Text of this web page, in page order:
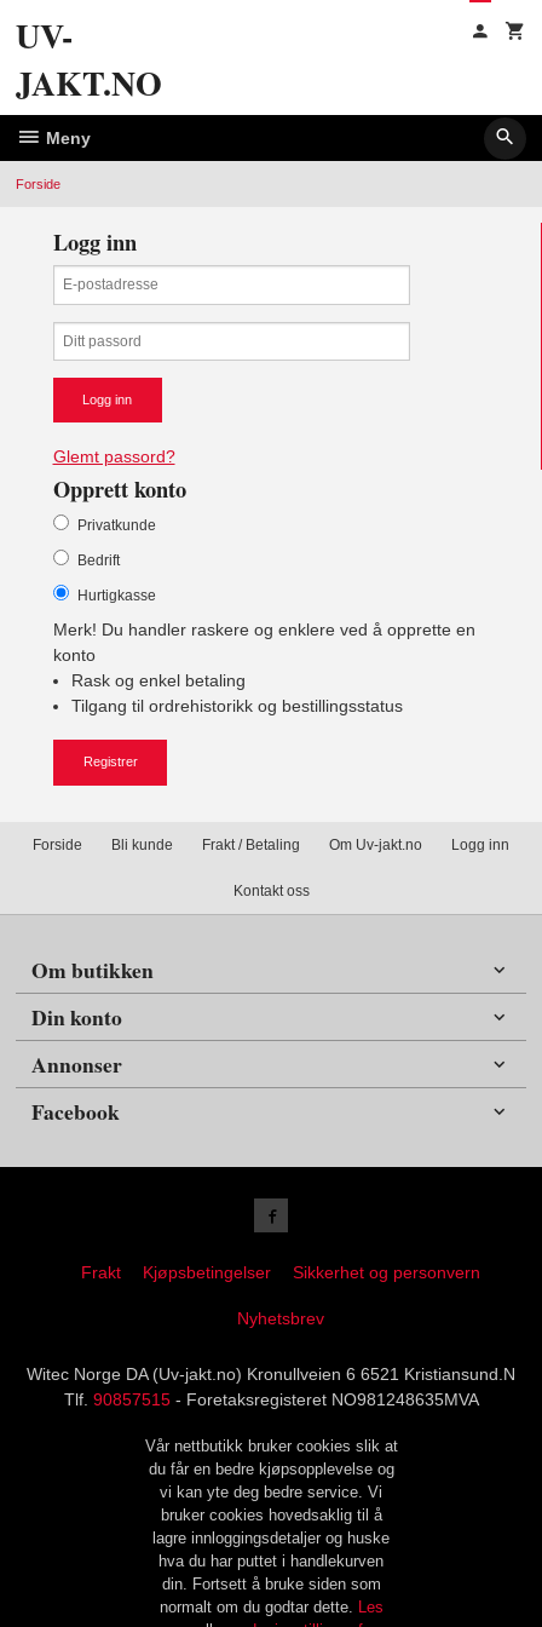
UV-
JAKT.NO
Meny
Forside
Logg inn
Glemt passord?
Opprett konto
Privatkunde
Bedrift
Hurtigkasse
Merk! Du handler raskere og enklere ved å opprette en
konto
Rask og enkel betaling
Tilgang til ordrehistorikk og bestillingsstatus
Forside Bli kunde Frakt / Betaling Om Uv-jakt.no Logg inn
Kontakt oss
Om butikken
Din konto
Annonser
Facebook
Frakt Kjøpsbetingelser Sikkerhet og personvern
Nyhetsbrev
Witec Norge DA (Uv-jakt.no) Kronullveien 6 6521 Kristiansund.N
Tlf. 90857515- Foretaksregisteret NO981248635MVA
Vår nettbutikk bruker cookies slik at
du får en bedre kjøpsopplevelse og
vi kan yte deg bedre service. Vi
bruker cookies hovedsaklig til å
lagre innloggingsdetaljer og huske
hva du har puttet i handlekurven
din. Fortsett å bruke siden som
normalt om du godtar dette.
Les